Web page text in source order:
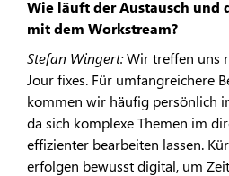
Wie läuft der Austausch und
mit dem Workstream?
Stefan Wingert:Wir treffen uns
Jour fixes. Für umfangreichere
kommen wir häufig persönlich
da sich komplexe Themen im
effizienter bearbeiten lassen.
erfolgen bewusst digital, um